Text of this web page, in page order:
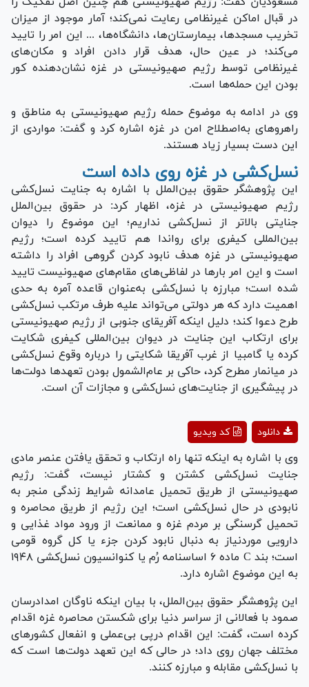
در قبال اماکن غیرنظامی رعایت نمی‌کند؛ آمار موجود از میزان
تخریب مسجدها، بیمارستان‌ها، دانشگاه‌ها، ... این امر را تایید
می‌کند؛ در عین حال، هدف قرار دادن افراد و مکان‌های
غیرنظامی توسط رژیم صهیونیستی در غزه نشان‌دهنده کور
بودن این حمله‌ها است.
وی در ادامه به موضوع حمله رژیم صهیونیستی به مناطق و
راهرو‌های به‌اصطلاح امن در غزه اشاره کرد و گفت: مواردی از
این دست بسیار زیاد هستند.
نسل‌کشی در غزه روی داده است
این پژوهشگر حقوق بین‌الملل با اشاره به جنایت نسل‌کشی
رژیم صهیونیستی در غزه، اظهار کرد: در حقوق بین‌الملل
جنایتی بالاتر از نسل‌کشی نداریم؛ این موضوع را دیوان
بین‌المللی کیفری برای رواندا هم تایید کرده است؛ رژیم
صهیونیستی در غزه هدف نابود کردن گروهی افراد را داشته
است و این امر بار‌ها در لفاظی‌های مقام‌های صهیونیست تایید
شده است؛ مبارزه با نسل‌کشی به‌عنوان قاعده آمره به حدی
اهمیت دارد که هر دولتی می‌تواند علیه طرف مرتکب نسل‌کشی
طرح دعوا کند؛ دلیل اینکه آفریقای جنوبی از رژیم صهیونیستی
برای ارتکاب این جنایت در دیوان بین‌المللی کیفری شکایت
کرده یا گامبیا از غرب آفریقا شکایتی را درباره وقوع نسل‌کشی
در میانمار مطرح کرد، حاکی بر عام‌الشمول بودن تعهدها دولت‌ها
در پیشگیری از جنایت‌های نسل‌کشی و مجازات آن است.
Play
Video
کد ویدیو دانلود
وی با اشاره به اینکه تنها راه ارتکاب و تحقق یافتن عنصر مادی
جنایت نسل‌کشی کشتن و کشتار نیست، گفت: رژیم
صهیونیستی از طریق تحمیل عامدانه شرایط زندگی منجر به
نابودی در حال نسل‌کشی است؛ این رژیم از طریق محاصره و
تحمیل گرسنگی بر مردم غزه و ممانعت از ورود مواد غذایی و
دارویی موردنیاز به دنبال نابود کردن جزء یا کل گروه قومی
است؛ بند C ماده ۶ اساسنامه رُم یا کنوانسیون نسل‌کشی ۱۹۴۸
به این موضوع اشاره دارد.
این پژوهشگر حقوق بین‌الملل، با بیان اینکه ناوگان امدادرسان
صمود با فعالانی از سراسر دنیا برای شکستن محاصره غزه اقدام
کرده است، گفت: این اقدام درپی بی‌عملی و انفعال کشورهای
مختلف جهان روی داد؛ در حالی که این تعهد دولت‌ها است که
با نسل‌کشی مقابله و مبارزه کنند.